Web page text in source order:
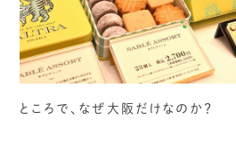
ところで、なぜ大阪だけなのか？